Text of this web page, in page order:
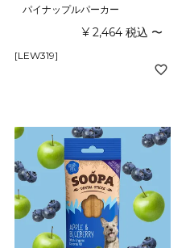
パイナップルパーカー
¥ 2,464 税込 〜
[LEW319]